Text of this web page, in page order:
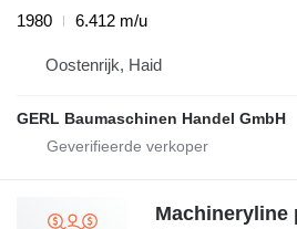
1980
6.412 m/u
Oostenrijk, Haid
GERL Baumaschinen Handel GmbH
Machineryline